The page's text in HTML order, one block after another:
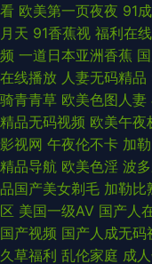
日本91色色 91青青碰 国产
站 天天干天天亲天天干
网站 狠狠干恩瑞 五月在线
人v 91网免费看嫩草 韩国
91版动漫视 超碰91成人在
观看 91大神视频在线播放
看 欧美第一页夜夜 91
月天 91香蕉视 福利在
频 一道日本亚洲香蕉
在线播放 人妻无码精品
骑青青草 欧美色图人妻
精品无码视频 欧美午夜
影视网 午夜伦不卡 加
精品导航 欧美色淫 波
品国产美女剃毛 加勒比
区 美国一级AV 国产人
国产视频 国产人成无码
久草福利 乱伦家庭 成